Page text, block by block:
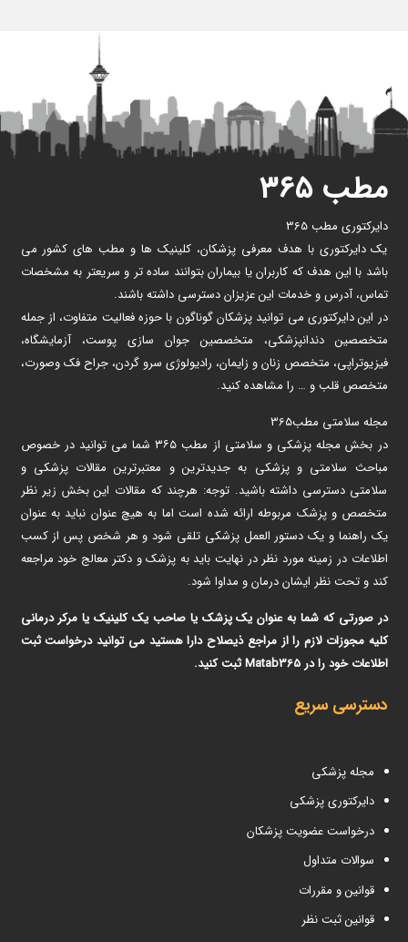
مطب ۳۶۵
دایرکتوری مطب 365
یک دایرکتوری با هدف معرفی پزشکان، کلینیک ها و مطب های کشور می
باشد با این هدف که کاربران یا بیماران بتوانند ساده تر و سریعتر به مشخصات
تماس، آدرس و خدمات این عزیزان دسترسی داشته باشند.
در این دایرکتوری می توانید پزشکان گوناگون با حوزه فعالیت متفاوت، از جمله
متخصصین دندانپزشکی، متخصصین جوان سازی پوست، آزمایشگاه،
فیزیوتراپی، متخصص زنان و زایمان، رادیولوژی سرو گردن، جراح فک وصورت،
متخصص قلب و … را مشاهده کنید.
مجله سلامتی مطب365
در بخش مجله پزشکی و سلامتی از مطب ۳۶۵ شما می توانید در خصوص
مباحث سلامتی و پزشکی به جدیدترین و معتبرترین مقالات پزشکی و
سلامتی دسترسی داشته باشید. توجه: هرچند که مقالات این بخش زیر نظر
متخصص و پزشک مربوطه ارائه شده است اما به هیچ عنوان نباید به عنوان
یک راهنما و یک دستور العمل پزشکی تلقی شود و هر شخص پس از کسب
اطلاعات در زمینه مورد نظر در نهایت باید به پزشک و دکتر معالج خود مراجعه
کند و تحت نظر ایشان درمان و مداوا شود.
در صورتی که شما به عنوان یک پزشک یا صاحب یک کلینیک یا مرکر درمانی
کلیه مجوزات لازم را از مراجع ذیصلاح دارا هستید می توانید درخواست ثبت
اطلاعات خود را در Matab365 ثبت کنید.
دسترسی سریع
مجله پزشکی
دایرکتوری پزشکی
درخواست عضویت پزشکان
سوالات متداول
قوانین و مقررات
قوانین ثبت نظر